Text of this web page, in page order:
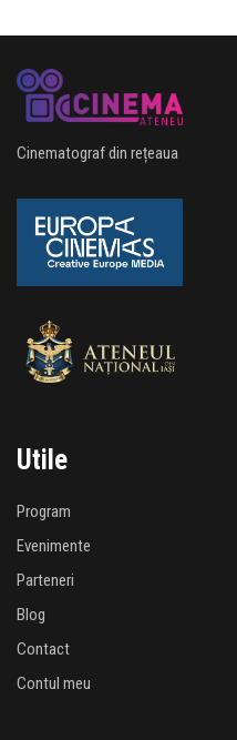
Cinematograf din rețeaua
Utile
Program
Evenimente
Parteneri
Blog
Contact
Contul meu